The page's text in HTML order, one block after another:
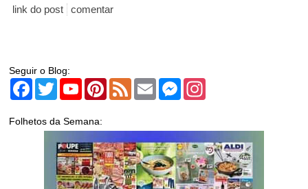
link do post comentar
Seguir o Blog:
Facebook
TwitterYouTubePinterest
Feed Email Messenger
Folhetos da Semana: